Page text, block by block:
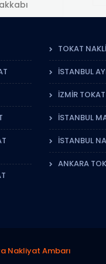
TOKAT
İSTANBUL
İZMIR
İSTANBUL
İSTANBUL
ANKARA
Nakliyat Ambarı